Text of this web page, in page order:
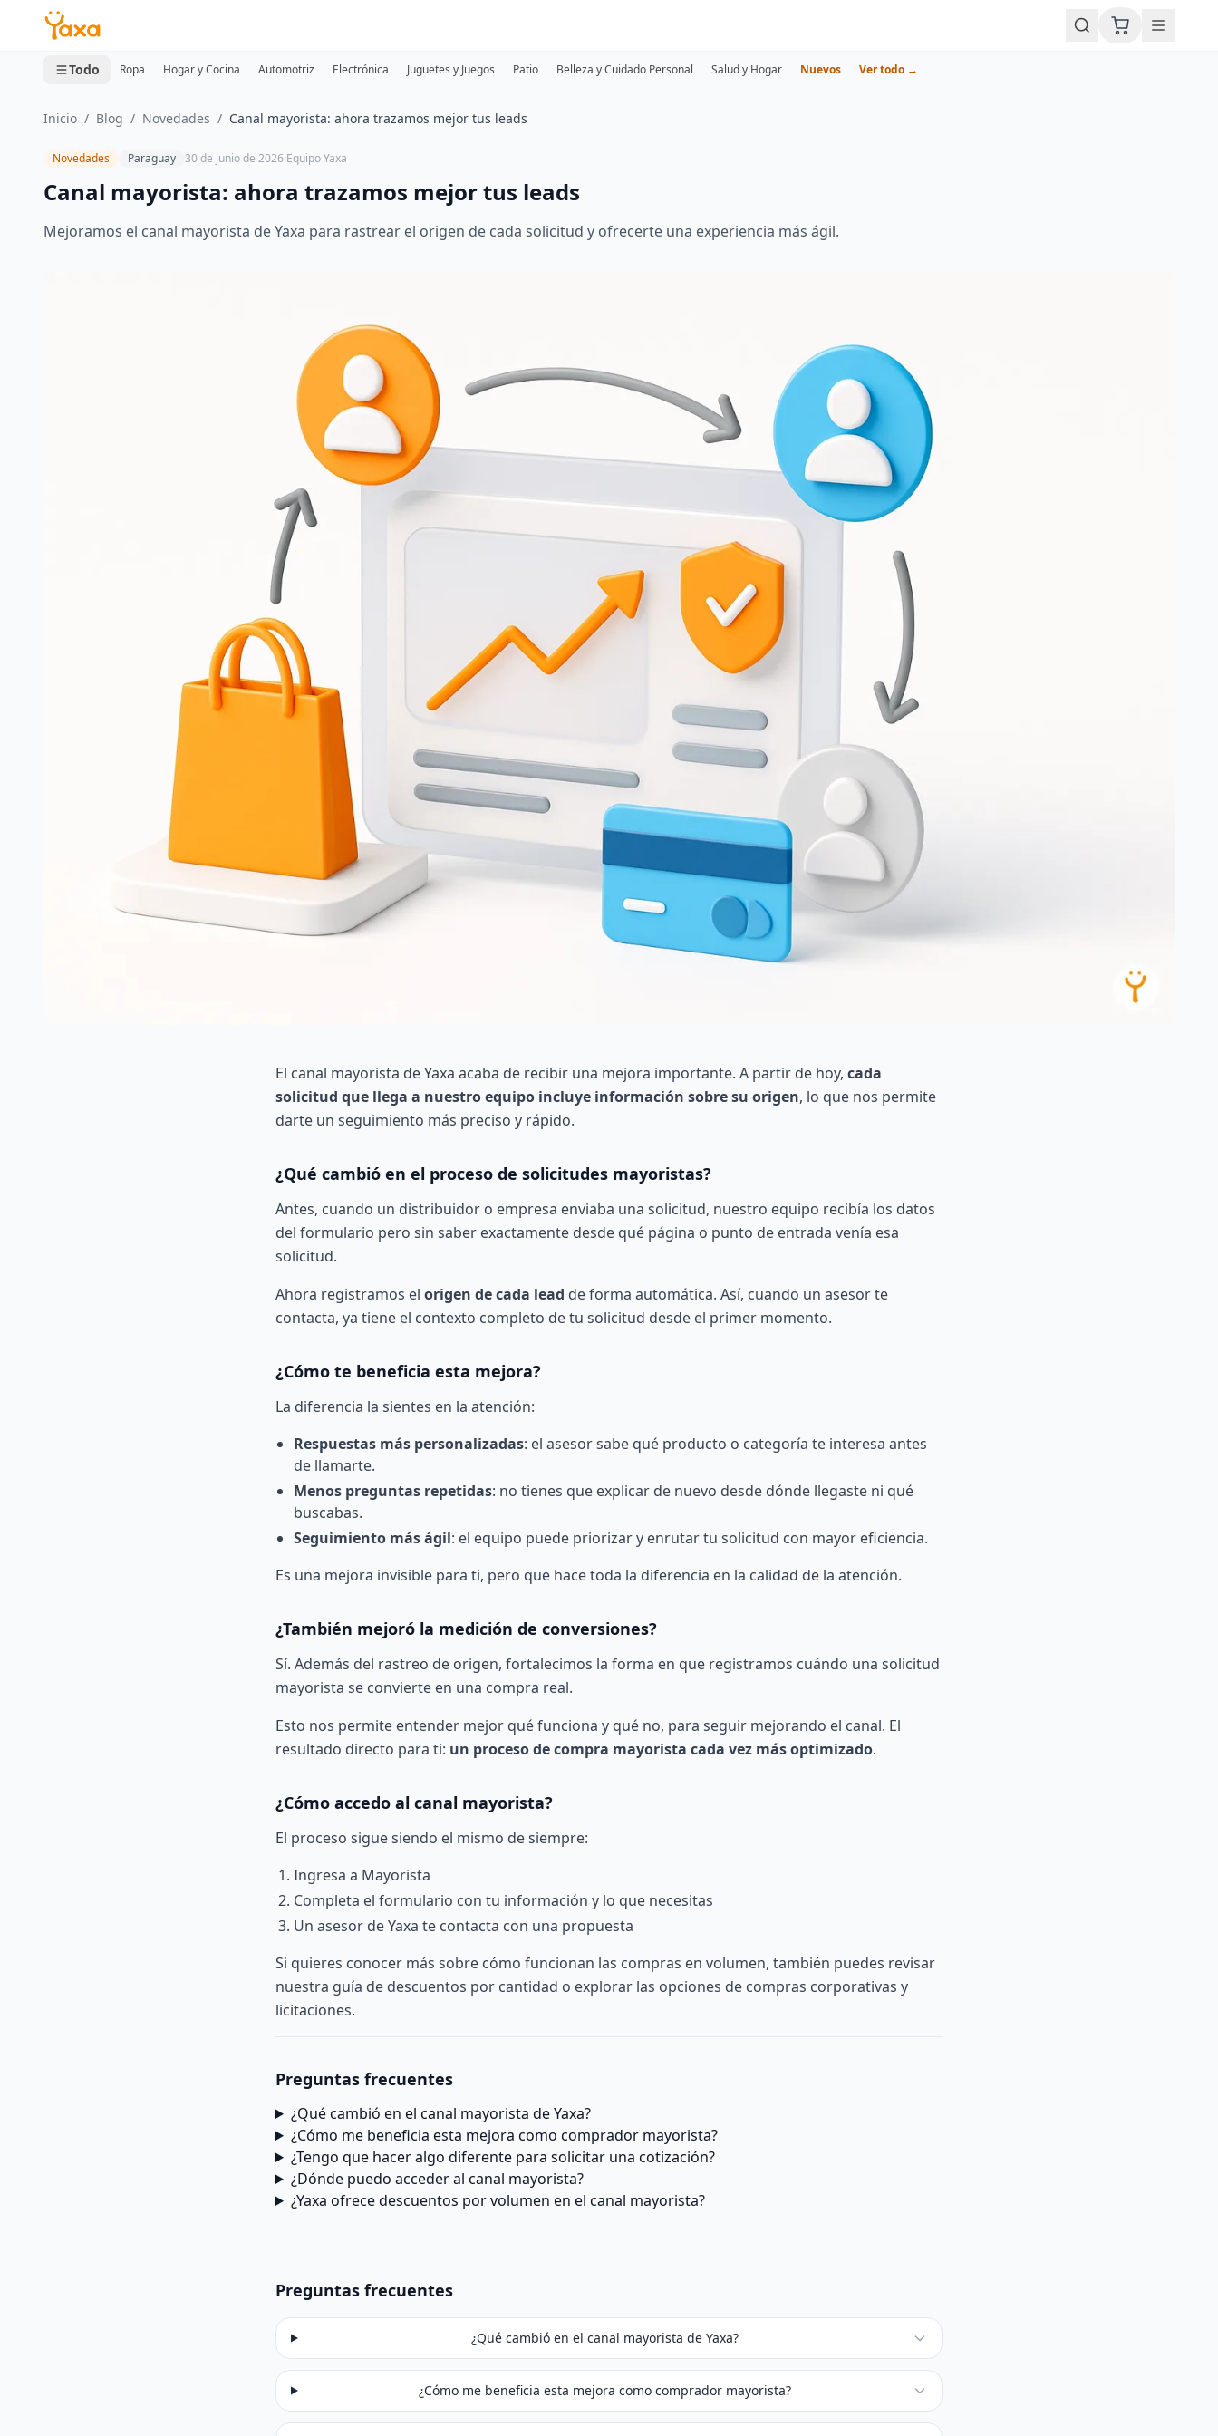
MINI CARRITO
0 productos
Todo Ropa Hogar y Cocina Automotriz Electrónica Juguetes y Juegos Patio Belleza y Cuidado Personal Salud y Hogar Nuevos Ver todo →
Inicio / Blog / Novedades / Canal mayorista: ahora trazamos mejor tus leads
Novedades Paraguay 30 de junio de 2026·Equipo Yaxa
Canal mayorista: ahora trazamos mejor tus leads
Mejoramos el canal mayorista de Yaxa para rastrear el origen de cada solicitud y ofrecerte una experiencia más ágil.
El canal mayorista de Yaxa acaba de recibir una mejora importante. A partir de hoy, cada
solicitud que llega a nuestro equipo incluye información sobre su origen, lo que nos permite
darte un seguimiento más preciso y rápido.
¿Qué cambió en el proceso de solicitudes mayoristas?
Antes, cuando un distribuidor o empresa enviaba una solicitud, nuestro equipo recibía los datos
del formulario pero sin saber exactamente desde qué página o punto de entrada venía esa
solicitud.
Ahora registramos el origen de cada lead de forma automática. Así, cuando un asesor te
contacta, ya tiene el contexto completo de tu solicitud desde el primer momento.
¿Cómo te beneficia esta mejora?
La diferencia la sientes en la atención:
Respuestas más personalizadas: el asesor sabe qué producto o categoría te interesa antes
de llamarte.
Menos preguntas repetidas: no tienes que explicar de nuevo desde dónde llegaste ni qué
buscabas.
Seguimiento más ágil: el equipo puede priorizar y enrutar tu solicitud con mayor eficiencia.
Es una mejora invisible para ti, pero que hace toda la diferencia en la calidad de la atención.
¿También mejoró la medición de conversiones?
Sí. Además del rastreo de origen, fortalecimos la forma en que registramos cuándo una solicitud
mayorista se convierte en una compra real.
Esto nos permite entender mejor qué funciona y qué no, para seguir mejorando el canal. El
resultado directo para ti: un proceso de compra mayorista cada vez más optimizado.
¿Cómo accedo al canal mayorista?
El proceso sigue siendo el mismo de siempre:
Ingresa a Mayorista
Completa el formulario con tu información y lo que necesitas
Un asesor de Yaxa te contacta con una propuesta
Si quieres conocer más sobre cómo funcionan las compras en volumen, también puedes revisar
nuestra guía de descuentos por cantidad o explorar las opciones de compras corporativas y
licitaciones.
Preguntas frecuentes
¿Qué cambió en el canal mayorista de Yaxa?
¿Cómo me beneficia esta mejora como comprador mayorista?
¿Tengo que hacer algo diferente para solicitar una cotización?
¿Dónde puedo acceder al canal mayorista?
¿Yaxa ofrece descuentos por volumen en el canal mayorista?
Preguntas frecuentes
¿Qué cambió en el canal mayorista de Yaxa?
¿Cómo me beneficia esta mejora como comprador mayorista?